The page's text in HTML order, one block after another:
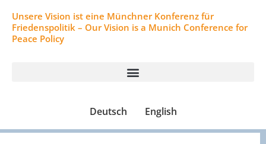
Unsere Vision ist eine Münchner Konferenz für
Friedenspolitik – Our Vision is a Munich Conference for
Peace Policy
Deutsch English